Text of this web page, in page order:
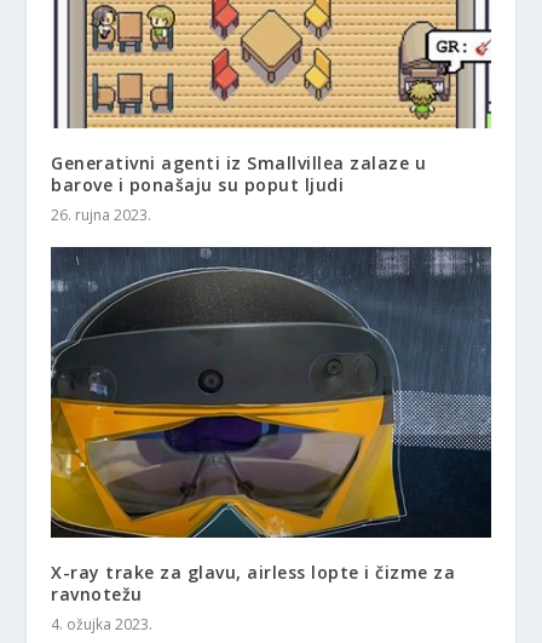
Generativni agenti iz Smallvillea zalaze u
barove i ponašaju su poput ljudi
26. rujna 2023.
X-ray trake za glavu, airless lopte i čizme za
ravnotežu
4. ožujka 2023.